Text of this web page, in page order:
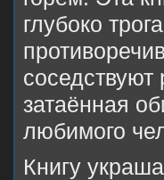
глубоко
затаённая
любимого
Книгу